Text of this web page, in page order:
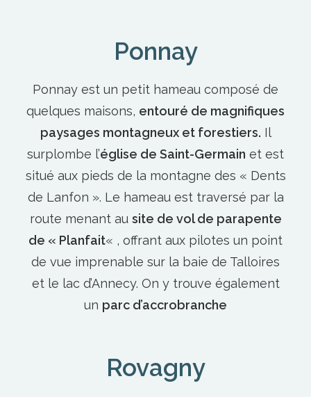
Ponnay
Ponnay est un petit hameau composé de
quelques maisons, entouré de magnifiques
paysages montagneux et forestiers. Il
surplombe l’église de Saint-Germain et est
situé aux pieds de la montagne des « Dents
de Lanfon ». Le hameau est traversé par la
route menant au site de vol de parapente
de « Planfait« , offrant aux pilotes un point
de vue imprenable sur la baie de Talloires
et le lac d’Annecy. On y trouve également
un parc d’accrobranche
Rovagny